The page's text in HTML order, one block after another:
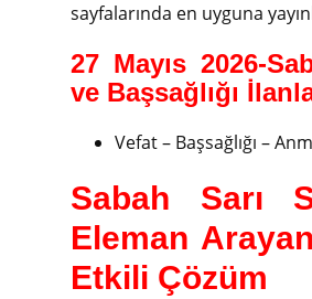
sayfalarında en uyguna
27 Mayıs 2026-
ve Başsağlığı
Vefat – Başsağlığı –
Sabah Sarı
Eleman
Etkili Çözüm